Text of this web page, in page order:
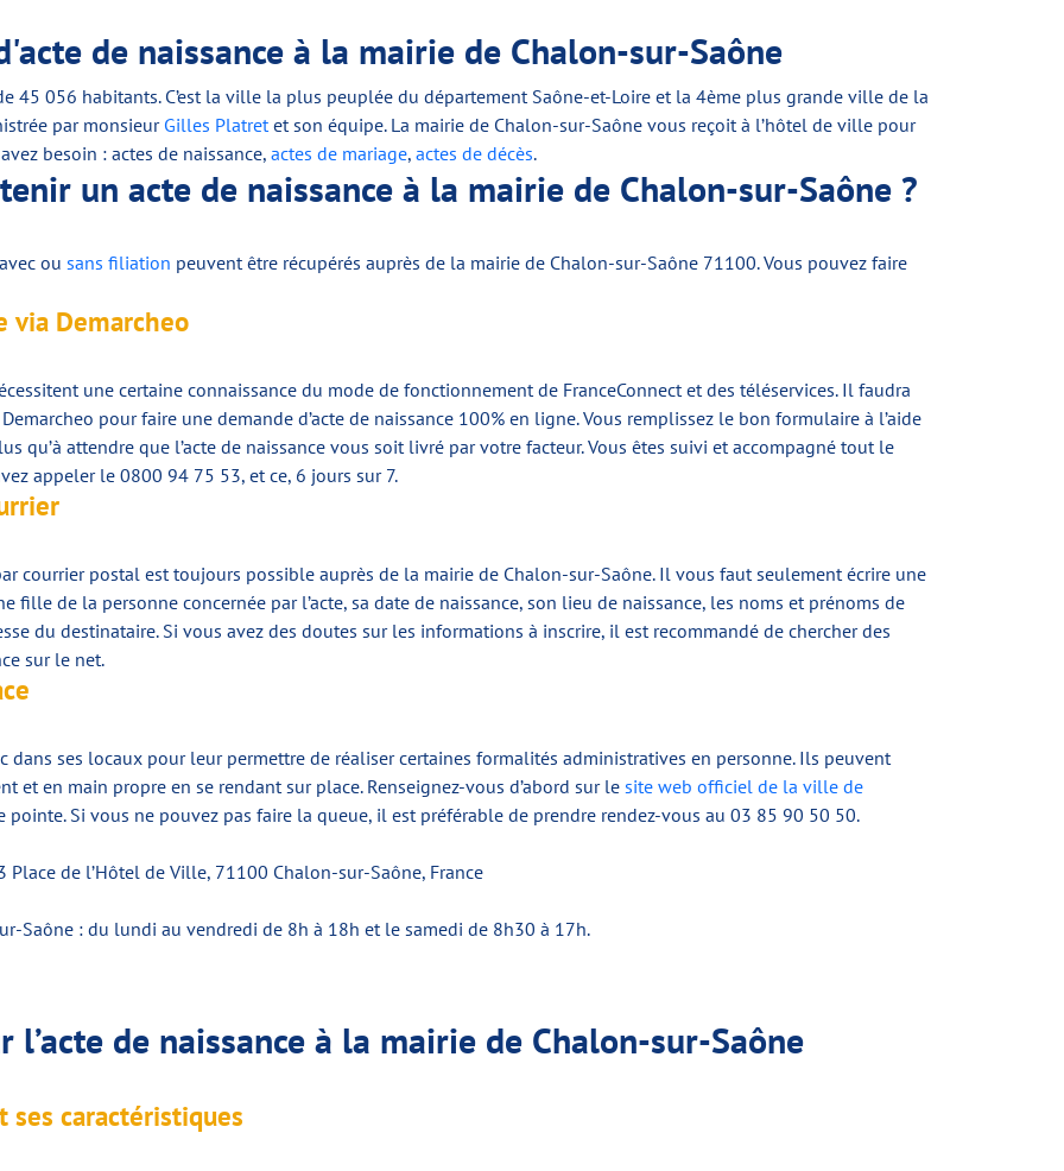
de naissance à la mairie de Chalon-sur-Saône
45 056 habitants. C’est la ville la plus peuplée du département Saône-et-Loire et la 4ème plus grande ville de la
par monsieur Gilles Platretet son équipe. La mairie de Chalon-sur-Saône vous reçoit à l’hôtel de ville pour
besoin : actes de naissance, actes de mariage, actes de décès.
un acte de naissance à la mairie de Chalon-sur-Saône ?
ou sans filiation peuvent être récupérés auprès de la mairie de Chalon-sur-Saône 71100. Vous pouvez faire
via Demarcheo
une certaine connaissance du mode de fonctionnement de FranceConnect et des téléservices. Il faudra
pour faire une demande d’acte de naissance 100% en ligne. Vous remplissez le bon formulaire à l’aide
qu’à attendre que l’acte de naissance vous soit livré par votre facteur. Vous êtes suivi et accompagné tout le
appeler le 0800 94 75 53, et ce, 6 jours sur 7.
courrier postal est toujours possible auprès de la mairie de Chalon-sur-Saône. Il vous faut seulement écrire une
de la personne concernée par l’acte, sa date de naissance, son lieu de naissance, les noms et prénoms de
du destinataire. Si vous avez des doutes sur les informations à inscrire, il est recommandé de chercher des
sur le net.
ses locaux pour leur permettre de réaliser certaines formalités administratives en personne. Ils peuvent
et en main propre en se rendant sur place. Renseignez-vous d’abord sur le site web officiel de la ville de
pointe. Si vous ne pouvez pas faire la queue, il est préférable de prendre rendez-vous au 03 85 90 50 50.
de l’Hôtel de Ville, 71100 Chalon-sur-Saône, France
Saône : du lundi au vendredi de 8h à 18h et le samedi de 8h30 à 17h.
l’acte de naissance à la mairie de Chalon-sur-Saône
ses caractéristiques